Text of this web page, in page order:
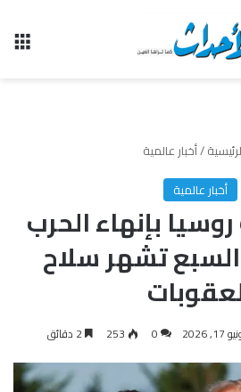
/أخبار عالمية
أخبار عالمية
بإنهاء الحرب
تشهر سلاح
0
253 2 دقائق